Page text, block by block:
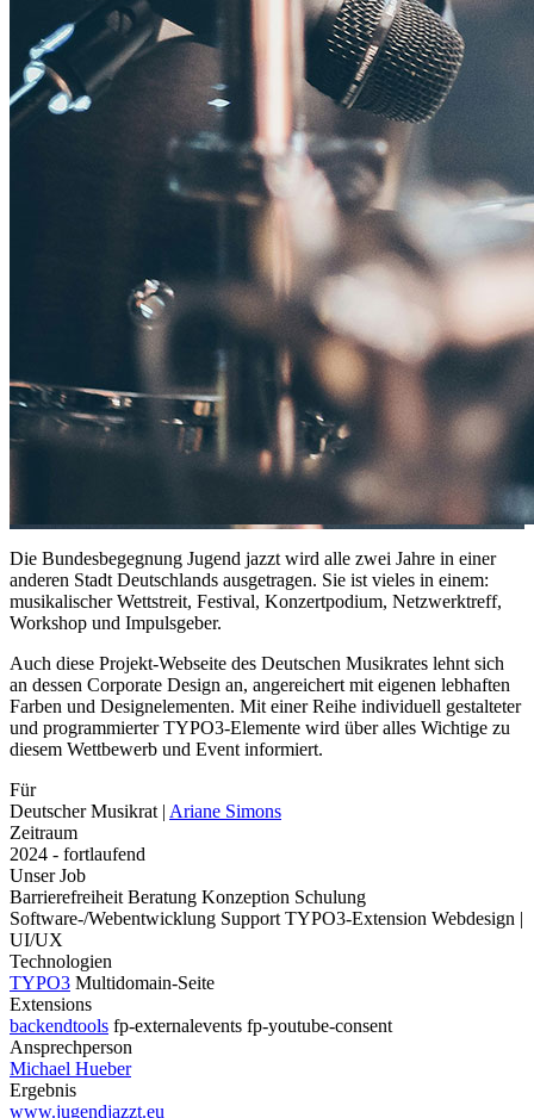
Die Bundesbegegnung Jugend jazzt wird alle zwei Jahre in einer
anderen Stadt Deutschlands ausgetragen. Sie ist vieles in einem:
musikalischer Wettstreit, Festival, Konzertpodium, Netzwerktreff,
Workshop und Impulsgeber.
Auch diese Projekt-Webseite des Deutschen Musikrates lehnt sich
an dessen Corporate Design an, angereichert mit eigenen lebhaften
Farben und Designelementen. Mit einer Reihe individuell gestalteter
und programmierter TYPO3-Elemente wird über alles Wichtige zu
diesem Wettbewerb und Event informiert.
Für
Deutscher Musikrat | Ariane Simons
Zeitraum
2024 - fortlaufend
Unser Job
Barrierefreiheit Beratung Konzeption Schulung
Software-/Webentwicklung Support TYPO3-Extension Webdesign |
UI/UX
Technologien
TYPO3 Multidomain-Seite
Extensions
backendtools fp-externalevents fp-youtube-consent
Ansprechperson
Michael Hueber
Ergebnis
www.jugendjazzt.eu